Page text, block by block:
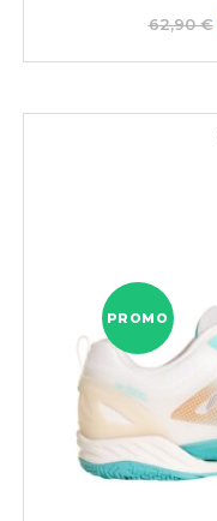
62,90€
PROMO